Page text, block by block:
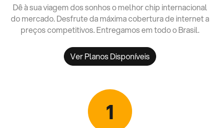
Dê à sua viagem dos sonhos o melhor chip internacional
do mercado. Desfrute da máxima cobertura de internet a
preços competitivos. Entregamos em todo o Brasil.
Ver Planos Disponíveis
1